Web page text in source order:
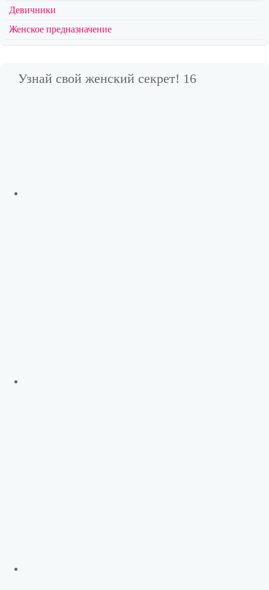
Девичники
Женское предназначение
Узнай свой женский секрет! 16